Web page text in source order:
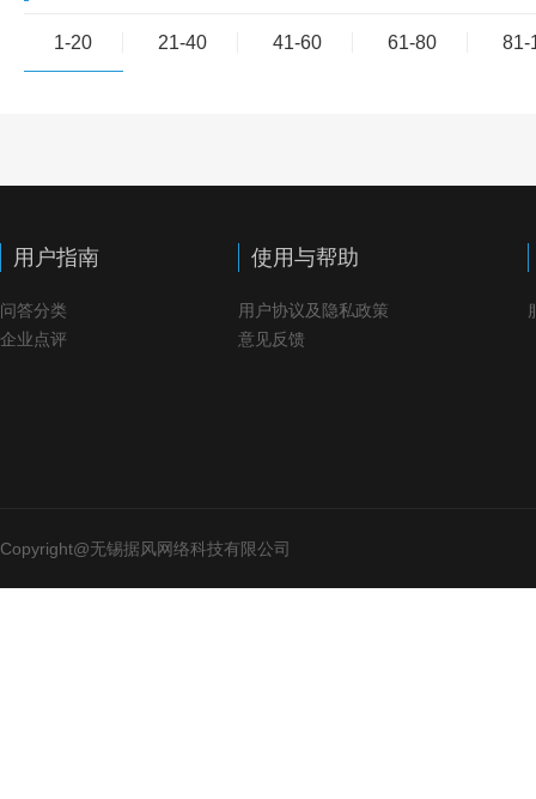
1-20 21-40 41-60 61-80 81-
用户指南
问答分类
企业点评
使用与帮助
用户协议及隐私政策
意见反馈
Copyright@无锡据风网络科技有限公司